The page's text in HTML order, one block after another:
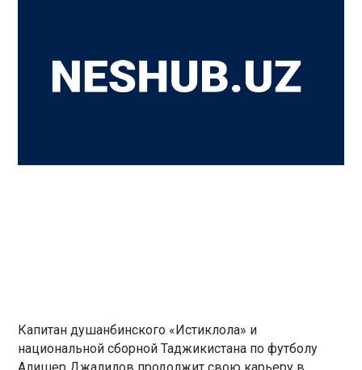
Капитан душанбинского «Истиклола» и
национальной сборной Таджикистана по футболу